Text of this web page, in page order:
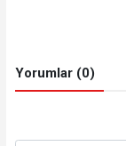
Yorumlar (0)